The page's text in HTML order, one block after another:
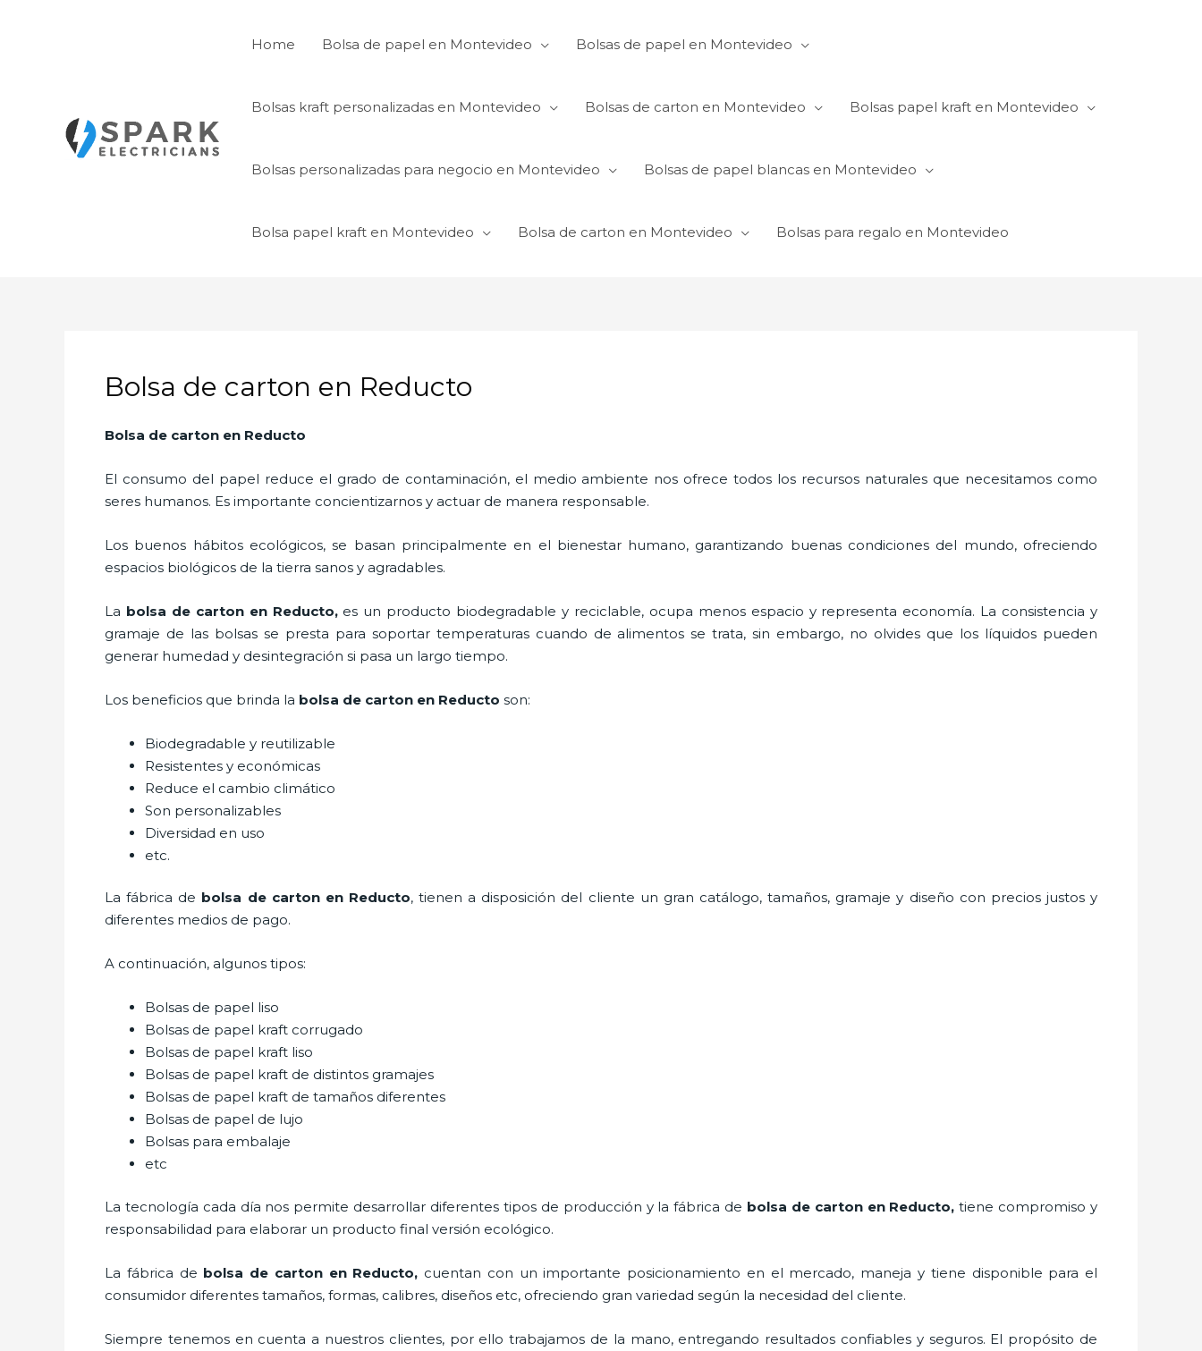
Home Bolsa de papel en Montevideo Bolsas de papel en Montevideo
Bolsas kraft personalizadas en Montevideo Bolsas de carton en Montevideo Bolsas papel kraft en Montevideo
Bolsas personalizadas para negocio en Montevideo Bolsas de papel blancas en Montevideo
Bolsa papel kraft en Montevideo Bolsa de carton en Montevideo Bolsas para regalo en Montevideo
Bolsa de carton en Reducto
Bolsa de carton en Reducto
El consumo del papel reduce el grado de contaminación, el medio ambiente nos ofrece todos los recursos naturales que necesitamos como
seres humanos. Es importante concientizarnos y actuar de manera responsable.
Los buenos hábitos ecológicos, se basan principalmente en el bienestar humano, garantizando buenas condiciones del mundo, ofreciendo
espacios biológicos de la tierra sanos y agradables.
La bolsa de carton en Reducto, es un producto biodegradable y reciclable, ocupa menos espacio y representa economía. La consistencia y
gramaje de las bolsas se presta para soportar temperaturas cuando de alimentos se trata, sin embargo, no olvides que los líquidos pueden
generar humedad y desintegración si pasa un largo tiempo.
Los beneficios que brinda la bolsa de carton en Reducto son:
Biodegradable y reutilizable
Resistentes y económicas
Reduce el cambio climático
Son personalizables
Diversidad en uso
etc.
La fábrica de bolsa de carton en Reducto, tienen a disposición del cliente un gran catálogo, tamaños, gramaje y diseño con precios justos y
diferentes medios de pago.
A continuación, algunos tipos:
Bolsas de papel liso
Bolsas de papel kraft corrugado
Bolsas de papel kraft liso
Bolsas de papel kraft de distintos gramajes
Bolsas de papel kraft de tamaños diferentes
Bolsas de papel de lujo
Bolsas para embalaje
etc
La tecnología cada día nos permite desarrollar diferentes tipos de producción y la fábrica de bolsa de carton en Reducto, tiene compromiso y
responsabilidad para elaborar un producto final versión ecológico.
La fábrica de bolsa de carton en Reducto, cuentan con un importante posicionamiento en el mercado, maneja y tiene disponible para el
consumidor diferentes tamaños, formas, calibres, diseños etc, ofreciendo gran variedad según la necesidad del cliente.
Siempre tenemos en cuenta a nuestros clientes, por ello trabajamos de la mano, entregando resultados confiables y seguros. El propósito de